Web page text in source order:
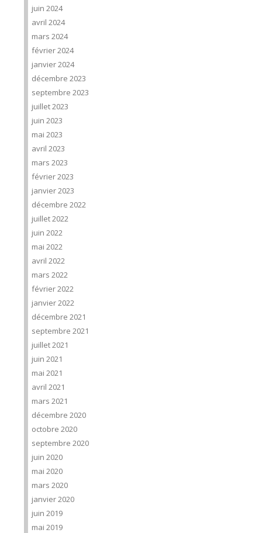
juin 2024
avril 2024
mars 2024
février 2024
janvier 2024
décembre 2023
septembre 2023
juillet 2023
juin 2023
mai 2023
avril 2023
mars 2023
février 2023
janvier 2023
décembre 2022
juillet 2022
juin 2022
mai 2022
avril 2022
mars 2022
février 2022
janvier 2022
décembre 2021
septembre 2021
juillet 2021
juin 2021
mai 2021
avril 2021
mars 2021
décembre 2020
octobre 2020
septembre 2020
juin 2020
mai 2020
mars 2020
janvier 2020
juin 2019
mai 2019